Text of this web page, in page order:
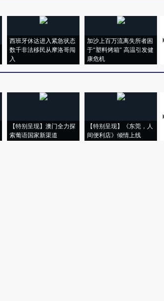
西班牙休达进入紧急状态
数千非法移民从摩洛哥闯
入
加沙上百万流离失所者困
于“塑料烤箱” 高温引发健
康危机
【特别呈现】澳门全力探
索葡语国家新渠道
【特别呈现】《东莞，人
间便利店》倾情上线